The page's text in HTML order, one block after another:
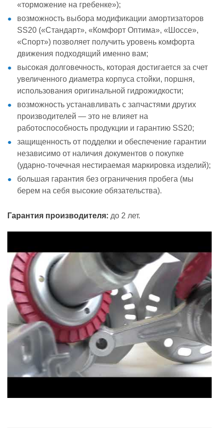
«торможение на гребенке»);
возможность выбора модификации амортизаторов
SS20 («Стандарт», «Комфорт Оптима», «Шоссе»,
«Спорт») позволяет получить уровень комфорта
движения подходящий именно вам;
высокая долговечность, которая достигается за счет
увеличенного диаметра корпуса стойки, поршня,
использования оригинальной гидрожидкости;
возможность устанавливать с запчастями других
производителей — это не влияет на
работоспособность продукции и гарантию SS20;
защищенность от подделки и обеспечение гарантии
независимо от наличия документов о покупке
(ударно-точечная нестираемая маркировка изделий);
большая гарантия без ограничения пробега (мы
берем на себя высокие обязательства).
Гарантия производителя: до 2 лет.